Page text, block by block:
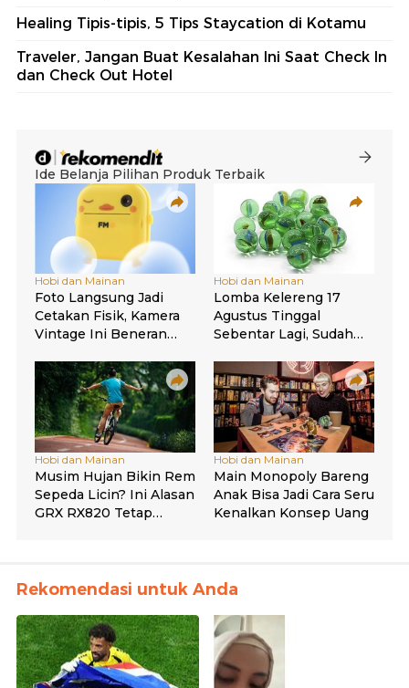
Healing Tipis-tipis, 5 Tips Staycation di Kotamu
Traveler, Jangan Buat Kesalahan Ini Saat Check In
dan Check Out Hotel
Rekomendasi untuk Anda